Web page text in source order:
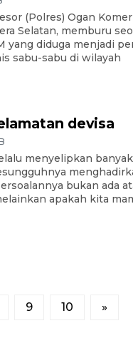
(Polres) Ogan
Selatan, memburu
yang diduga menjadi
sabu-sabu di wilayah
devisa
menyelipkan
bukan ada
apakah kita
9 10 »
anggaran
arabika Gayo